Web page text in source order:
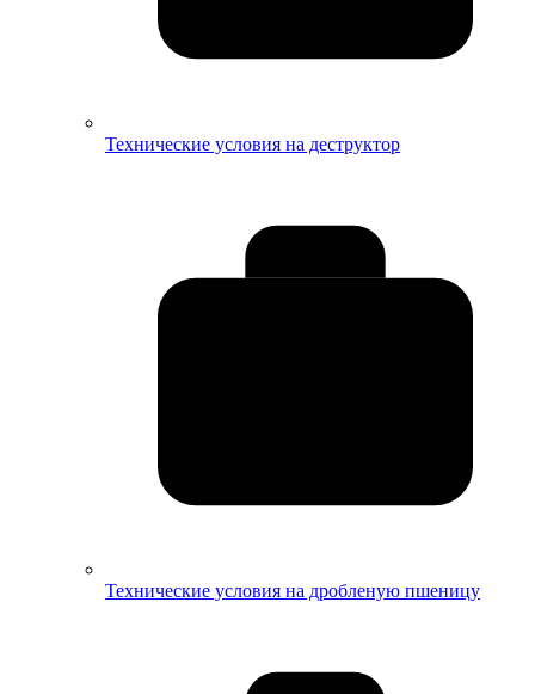
Технические условия на деструктор
Технические условия на дробленую пшеницу